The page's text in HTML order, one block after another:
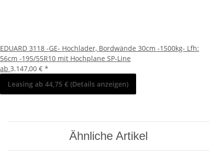
EDUARD 3118 -GE- Hochlader, Bordwände 30cm -1500kg- Lfh:
56cm -195/55R10 mit Hochplane SP-Line
ab 3.147,00 € *
Leasing ab 44,75 € (Details anzeigen)
Ähnliche Artikel